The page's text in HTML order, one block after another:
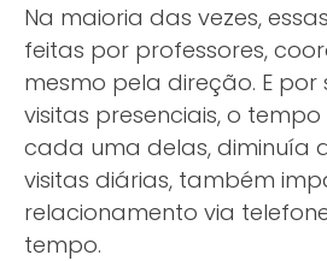
Na maioria das vezes,
feitas por professores,
mesmo pela direção. E
visitas presenciais, o
cada uma delas, diminuía
visitas diárias, também
relacionamento via
tempo.